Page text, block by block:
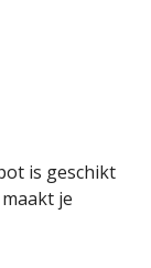
is geschikt
je